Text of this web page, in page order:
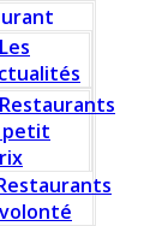
Les
Restaurants
petit